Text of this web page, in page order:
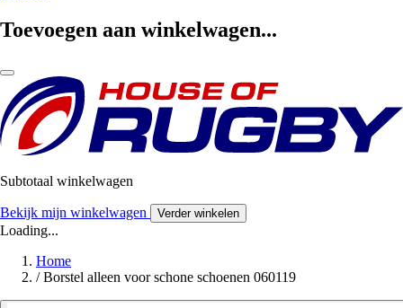
Toevoegen aan winkelwagen...
Subtotaal winkelwagen
Bekijk mijn winkelwagen Verder winkelen
Loading...
Home
/ Borstel alleen voor schone schoenen 060119